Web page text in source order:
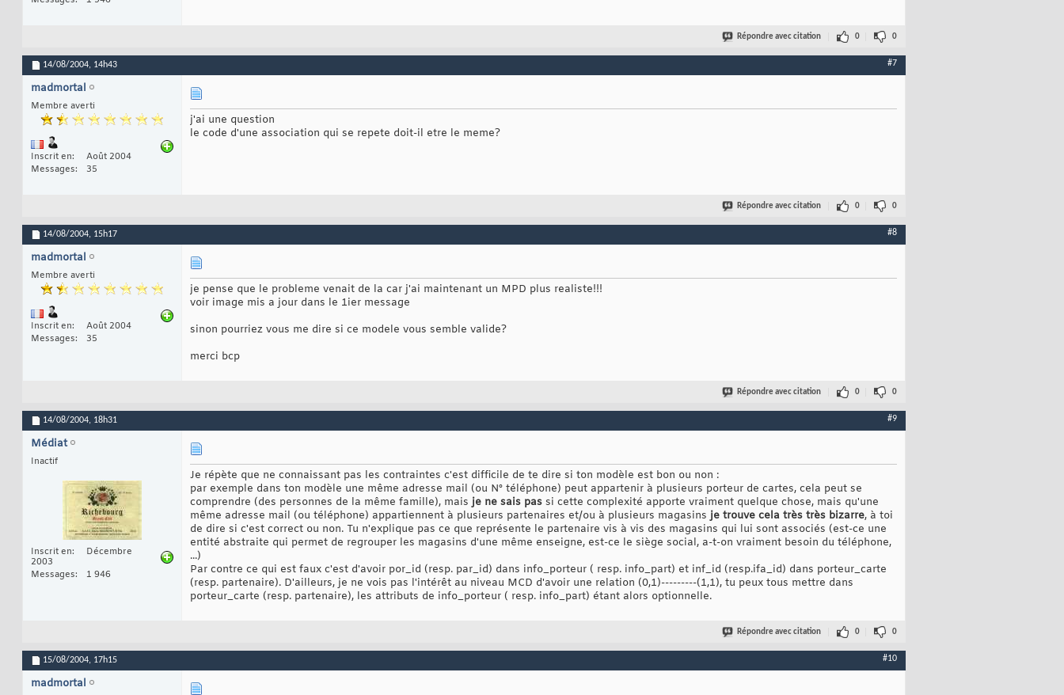
Répondre avec citation 0 0
14/08/2004, 14h43 #7
madmortal
Membre averti
Inscrit en
Août 2004
Messages
35
j'ai une question
le code d'une association qui se repete doit-il etre le meme?
Répondre avec citation 0 0
14/08/2004, 15h17 #8
madmortal
Membre averti
Inscrit en
Août 2004
Messages
35
je pense que le probleme venait de la car j'ai maintenant un MPD plus realiste!!!
voir image mis a jour dans le 1ier message
sinon pourriez vous me dire si ce modele vous semble valide?
merci bcp
Répondre avec citation 0 0
14/08/2004, 18h31 #9
Médiat
Inactif
Inscrit en
Décembre
2003
Messages
1 946
Je répète que ne connaissant pas les contraintes c'est difficile de te dire si ton modèle est bon ou non :
par exemple dans ton modèle une même adresse mail (ou N° téléphone) peut appartenir à plusieurs porteur de cartes, cela peut se
comprendre (des personnes de la même famille), mais je ne sais pas si cette complexité apporte vraiment quelque chose, mais qu'une
même adresse mail (ou téléphone) appartiennent à plusieurs partenaires et/ou à plusieurs magasins je trouve cela très très bizarre, à toi
de dire si c'est correct ou non. Tu n'explique pas ce que représente le partenaire vis à vis des magasins qui lui sont associés (est-ce une
entité abstraite qui permet de regrouper les magasins d'une même enseigne, est-ce le siège social, a-t-on vraiment besoin du téléphone,
...)
Par contre ce qui est faux c'est d'avoir por_id (resp. par_id) dans info_porteur ( resp. info_part) et inf_id (resp.ifa_id) dans porteur_carte
(resp. partenaire). D'ailleurs, je ne vois pas l'intérêt au niveau MCD d'avoir une relation (0,1)---------(1,1), tu peux tous mettre dans
porteur_carte (resp. partenaire), les attributs de info_porteur ( resp. info_part) étant alors optionnelle.
Répondre avec citation 0 0
15/08/2004, 17h15 #10
madmortal